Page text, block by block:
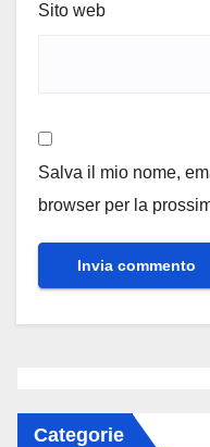
Sito web
Salva il mio nome,
browser per la
Categorie